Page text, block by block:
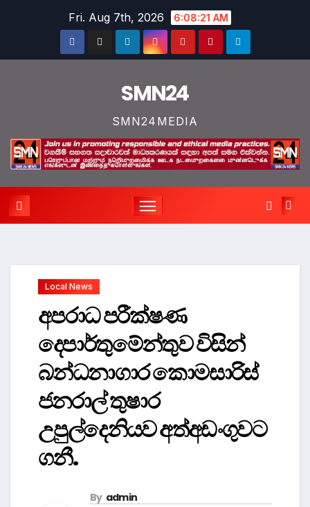
Fri. Aug 7th, 2026 6:08:22 AM
SMN24
SMN24MEDIA
Local News
අපරාධ පරීක්ෂණ
දෙපාර්තුමේන්තුව විසින්
බන්ධනාගාර කොමසාරිස්
ජනරාල් තුෂාර
උපුල්දෙනියව අත්අඩංගුවට
ගනී.
By admin